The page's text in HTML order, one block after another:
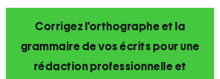
Corrigez l’orthographe et la
grammaire de vos écrits pour une
rédaction professionnelle et